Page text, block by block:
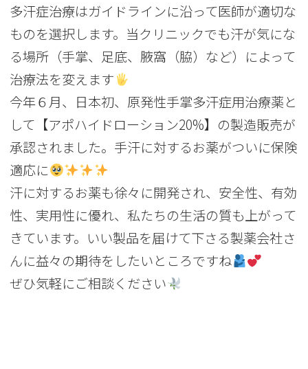
多汗症治療はガイドラインに沿って医師が適切な
ものを選択します。当クリニックでも汗が気にな
る場所（手掌、足底、腋窩（脇）など）によって
治療法を変えます
今年６月、日本初、原発性手掌多汗症用治療薬と
して【アポハイドローション20%】の製造販売が
承認されました。手汗に対するお薬がついに保険
適応に
汗に対するお薬も徐々に開発され、安全性、有効
性、実用性に優れ、私たちの生活の質も上がって
きています。いい製品を届けて下さる製薬会社さ
んに益々の期待をしたいところですね
ぜひ気軽にご相談ください